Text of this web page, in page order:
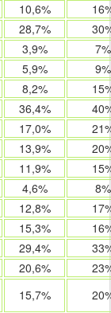
10,6%
28,7%
3,9%
7%
5,9%
9%
8,2%
36,4%
17,0%
13,9%
11,9%
4,6%
8%
12,8%
15,3%
29,4%
20,6%
15,7%